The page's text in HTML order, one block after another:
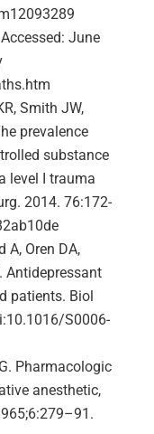
June
Smith JW,
prevalence
substance
level I trauma
2014. 76:172-
A, Oren DA,
Antidepressant
patients. Biol
S0006-
Pharmacologic
anesthetic,